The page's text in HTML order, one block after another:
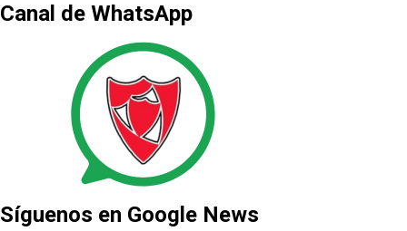
Canal de WhatsApp
Síguenos en Google News